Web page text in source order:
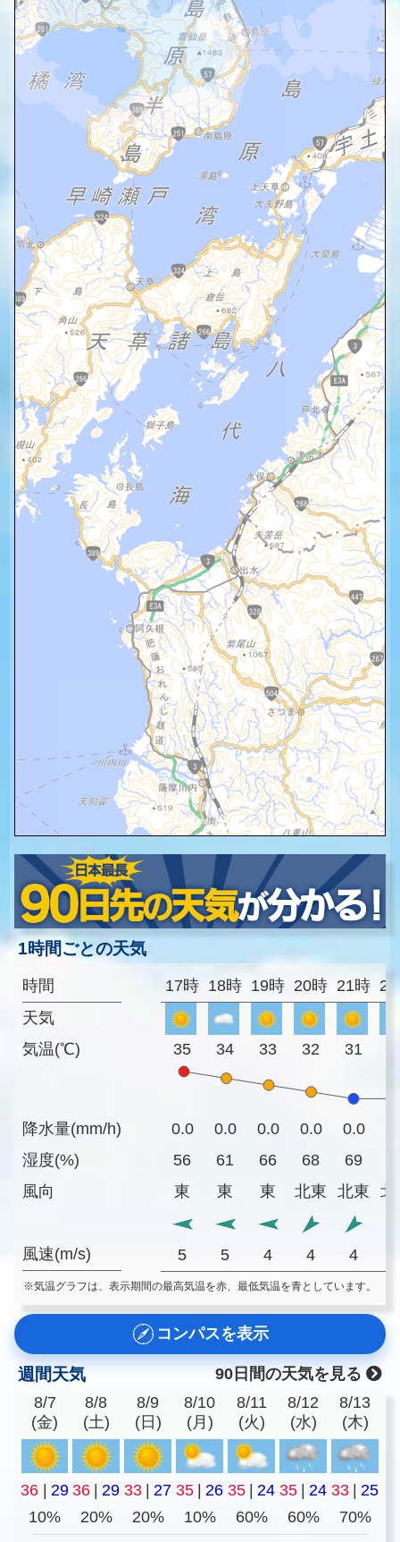
1時間ごとの天気
時間
天気
気温(℃)
降水量(mm/h)
湿度(%)
風向
風速(m/s)
17時 18時 19時 20時 21時
35 34 33 32 31
0.0 0.0 0.0 0.0 0.0
56
61 66 68 69
東
東 東 北東 北東 北
5 5 4 4 4
※気温グラフは、表示期間の最高気温を赤、最低気温を青としています。
コンパスを表示
週間天気
90日間の天気を見る
8/7
(金)
8/8
(土)
8/9
(日)
8/10
(月)
8/11
(火)
8/12
(水)
8/13
(木)
36 | 29 36 | 29 33 | 27 35 | 26 35 | 24 35 | 24 33 | 25
10%
20% 20% 10% 60% 60% 70%